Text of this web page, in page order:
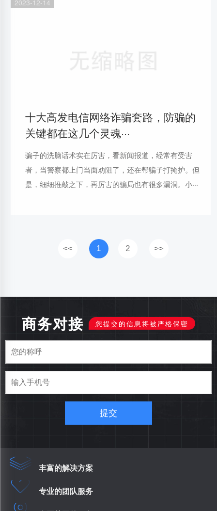
2023-12-14
十大高发电信网络诈骗套路，防骗的
关键都在这几个灵魂···
骗子的洗脑话术实在厉害，看新闻报道，经常有受害
者，当警察都上门当面劝阻了，还在帮骗子打掩护。但
是，细细推敲之下，再厉害的骗局也有很多漏洞。小···
<< 1 2 >>
商务对接 您提交的信息将被严格保密
提交
丰富的解决方案
专业的团队服务